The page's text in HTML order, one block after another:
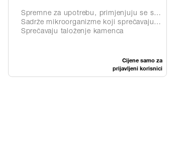
Spremne za upotrebu, primjenjuju se s uloškom za pisoar
Sadrže mikroorganizme koji sprečavaju stvaranje neugodnih mirisa
Sprečavaju taloženje kamenca
Cijene samo za
prijavljeni korisnici